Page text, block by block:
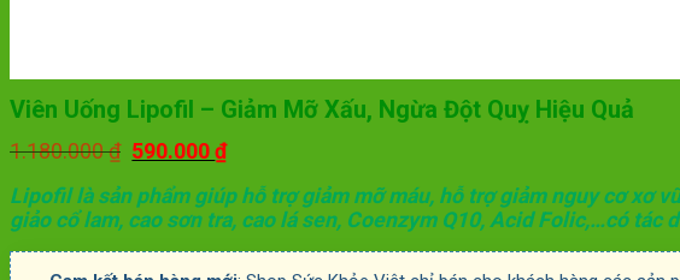
Viên Uống Lipofil – Giảm Mỡ Xấu, Ngừa Đột Quỵ Hiệu Quả
1.180.000₫ Giá
là:
1.180.000 ₫.
590.000₫Giá
hiện
tại
là:
590.000 ₫.
Lipofil là sản phẩm giúp hỗ trợ giảm mỡ máu, hỗ trợ giảm nguy cơ xơ
giảo cổ lam, cao sơn tra, cao lá sen, Coenzym Q10, Acid Folic,…có tác